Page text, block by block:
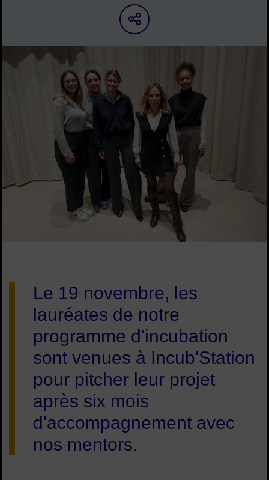
Partager sur les
Le 19 novembre, les
lauréates de notre
programme d'incubation
sont venues à Incub'Station
pour pitcher leur projet
après six mois
d'accompagnement avec
nos mentors.